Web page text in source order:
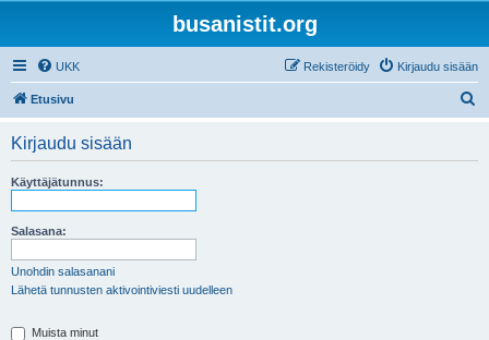
busanistit.org
UKK Kirjaudu sisään
Rekisteröidy
Etusivu
Kirjaudu sisään
Käyttäjätunnus:
Salasana:
Unohdin salasanani
Lähetä tunnusten aktivointiviesti uudelleen
Muista minut